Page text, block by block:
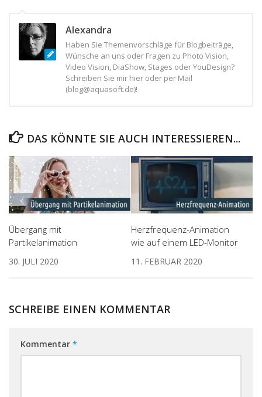
Alexandra
Haben Sie Themenvorschläge für Blogbeiträge,
Wünsche an uns oder Fragen zu Photo Vision,
Video Vision, DiaShow, Stages oder YouDesign?
Schreiben Sie mir hier oder per Mail
(blog@aquasoft.de)!
DAS KÖNNTE SIE AUCH INTERESSIEREN...
Übergang mit
Partikelanimation
30. JULI 2020
Herzfrequenz-Animation
wie auf einem LED-Monitor
11. FEBRUAR 2020
SCHREIBE EINEN KOMMENTAR
Kommentar *